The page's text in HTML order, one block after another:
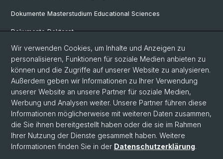
Dokumente Masterstudium Educational Sciences
Dokumente Doktorat
Social Media
LinkedIn
Instagram
© Universität Basel
Wir verwenden Cookies, um Inhalte und Anzeigen zu
personalisieren, Funktionen für soziale Medien anbieten zu
können und die Zugriffe auf unserer Website zu analysieren.
Außerdem geben wir Informationen zu Ihrer Verwendung
unserer Website an unsere Partner für soziale Medien,
Werbung und Analysen weiter. Unsere Partner führen diese
Informationen möglicherweise mit weiteren Daten zusammen,
die Sie ihnen bereitgestellt haben oder die sie im Rahmen
Ihrer Nutzung der Dienste gesammelt haben. Weitere
Informationen finden Sie in der Datenschutzerklärung.